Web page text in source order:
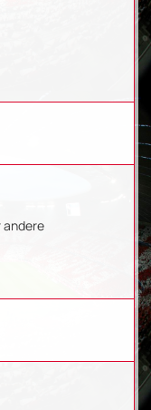
andere